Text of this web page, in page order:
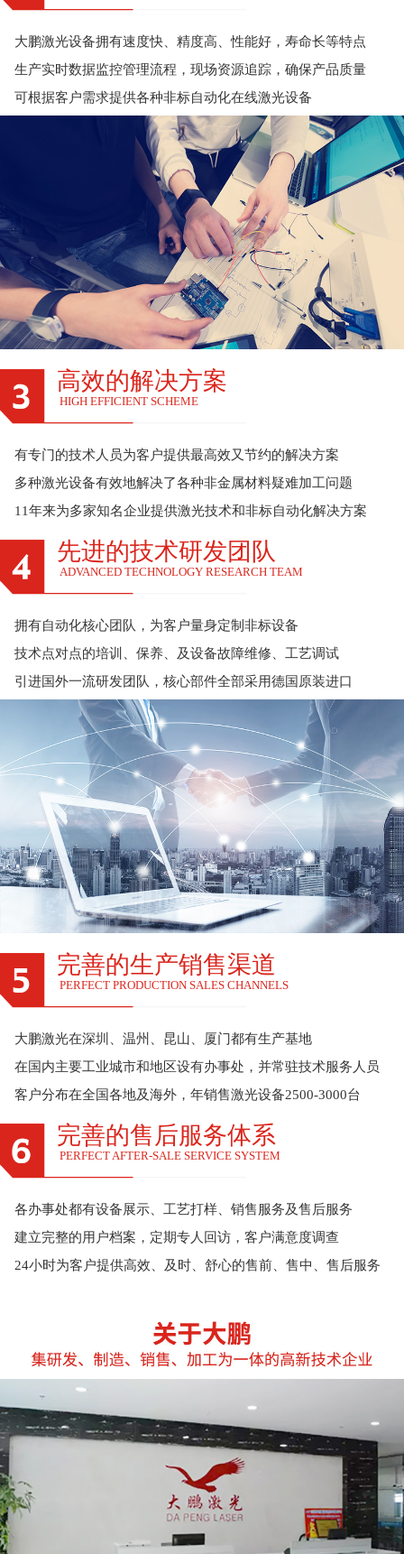
大鹏激光设备拥有速度快、精度高、性能好，寿命长等特点
生产实时数据监控管理流程，现场资源追踪，确保产品质量
可根据客户需求提供各种非标自动化在线激光设备
高效的解决方案
HIGH EFFICIENT SCHEME
有专门的技术人员为客户提供最高效又节约的解决方案
多种激光设备有效地解决了各种非金属材料疑难加工问题
11年来为多家知名企业提供激光技术和非标自动化解决方案
先进的技术研发团队
ADVANCED TECHNOLOGY RESEARCH TEAM
拥有自动化核心团队，为客户量身定制非标设备
技术点对点的培训、保养、及设备故障维修、工艺调试
引进国外一流研发团队，核心部件全部采用德国原装进口
完善的生产销售渠道
PERFECT PRODUCTION SALES CHANNELS
大鹏激光在深圳、温州、昆山、厦门都有生产基地
在国内主要工业城市和地区设有办事处，并常驻技术服务人员
客户分布在全国各地及海外，年销售激光设备2500-3000台
完善的售后服务体系
PERFECT AFTER-SALE SERVICE SYSTEM
各办事处都有设备展示、工艺打样、销售服务及售后服务
建立完整的用户档案，定期专人回访，客户满意度调查
24小时为客户提供高效、及时、舒心的售前、售中、售后服务